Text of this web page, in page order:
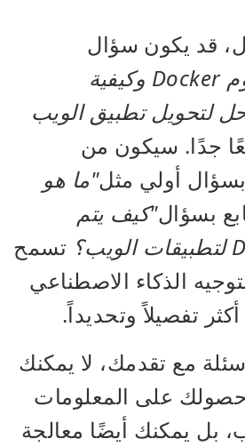
قد يكون سؤال
"اشرح مفهوم Docker وكيفية
لتحويل تطبيق الويب
جدًا. سيكون من
أولي مثل"ما هو
بسؤال"كيف يتم
تسمح
الذكاء الاصطناعي
تفصيلاً وتحديداً.
مع تقدمك، لا يمكنك
على المعلومات
بل يمكنك أيضًا معالجة